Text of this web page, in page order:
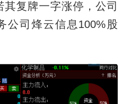
复牌一字涨停，公司
公司烽云信息100%股